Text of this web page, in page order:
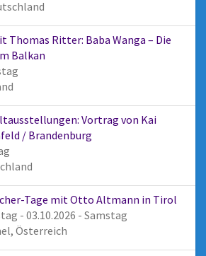
Thomas Ritter: Baba Wanga – Die
Balkan
Vortrag von Kai
/ Brandenburg
Tage mit Otto Altmann in Tirol
- 03.10.2026 - Samstag
Österreich